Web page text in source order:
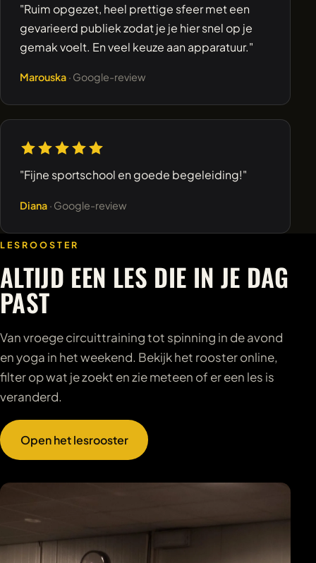
"Ruim opgezet, heel prettige sfeer met een
gevarieerd publiek zodat je je hier snel op je
gemak voelt. En veel keuze aan apparatuur."
Marouska · Google-review
"Fijne sportschool en goede begeleiding!"
Diana · Google-review
LESROOSTER
ALTIJD EEN LES DIE IN JE DAG
PAST
Van vroege circuittraining tot spinning in de avond
en yoga in het weekend. Bekijk het rooster online,
filter op wat je zoekt en zie meteen of er een les is
veranderd.
Open het lesrooster